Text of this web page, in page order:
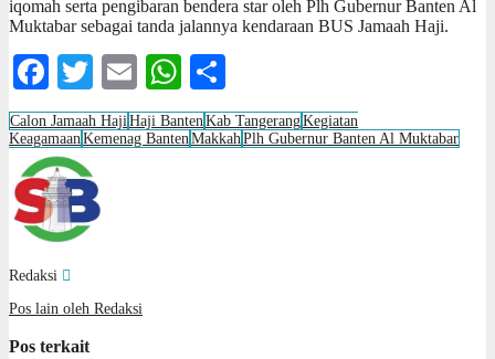
iqomah serta pengibaran bendera star oleh Plh Gubernur Banten Al
Muktabar sebagai tanda jalannya kendaraan BUS Jamaah Haji.
Facebook
Twitter
EmailWhatsApp
Calon Jamaah Haji Haji Banten Kab TangerangKegiatan
Keagamaan Kemenag Banten Makkah Plh Gubernur Banten Al Muktabar
Redaksi
Pos lain oleh Redaksi
Pos terkait